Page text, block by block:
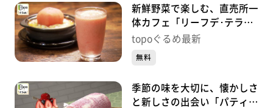
新鮮野菜で楽しむ、直売所一
体カフェ「リーフデ･テラ
ス」（石巻市北上町橋浦北釜
topoぐるめ最新
無料
季節の味を大切に、懐かしさ
と新しさの出会い「パティス